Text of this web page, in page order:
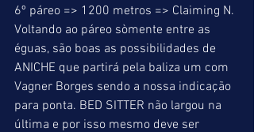
6º páreo => 1200 metros => Claiming N.
Voltando ao páreo sòmente entre as
éguas, são boas as possibilidades de
ANICHE que partirá pela baliza um com
Vagner Borges sendo a nossa indicação
para ponta. BED SITTER não largou na
última e por isso mesmo deve ser